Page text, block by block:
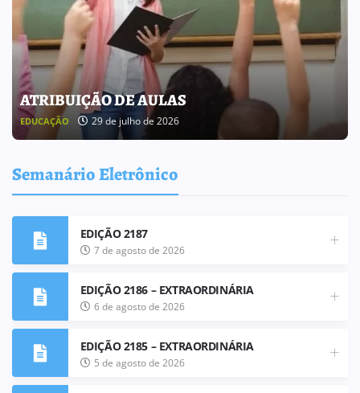
BOLETIM INFORMATIVO 238
BOLETIM INFORMATIVO 25 de julho de 2026
Semanário Eletrônico
EDIÇÃO 2187
7 de agosto de 2026
EDIÇÃO 2186 – EXTRAORDINÁRIA
6 de agosto de 2026
EDIÇÃO 2185 – EXTRAORDINÁRIA
5 de agosto de 2026